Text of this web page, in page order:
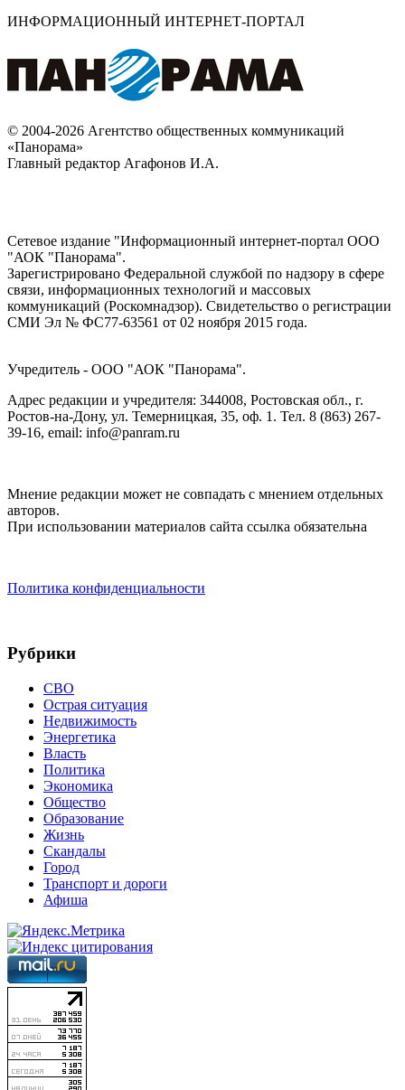
ИНФОРМАЦИОННЫЙ ИНТЕРНЕТ-ПОРТАЛ
© 2004-2026 Агентство общественных коммуникаций
«Панорама»
Главный редактор Агафонов И.А.
Сетевое издание "Информационный интернет-портал ООО
"АОК "Панорама".
Зарегистрировано Федеральной службой по надзору в сфере
связи, информационных технологий и массовых
коммуникаций (Роскомнадзор). Cвидетельство о регистрации
СМИ Эл № ФС77-63561 от 02 ноября 2015 года.
Учредитель - ООО "АОК "Панорама".
Адрес редакции и учредителя: 344008, Ростовская обл., г.
Ростов-на-Дону, ул. Темерницкая, 35, оф. 1. Тел. 8 (863) 267-
39-16, email: info@panram.ru
Мнение редакции может не совпадать с мнением отдельных
авторов.
При использовании материалов сайта ссылка обязательна
Политика конфиденциальности
Рубрики
СВО
Острая ситуация
Недвижимость
Энергетика
Власть
Политика
Экономика
Общество
Образование
Жизнь
Скандалы
Город
Транспорт и дороги
Афиша